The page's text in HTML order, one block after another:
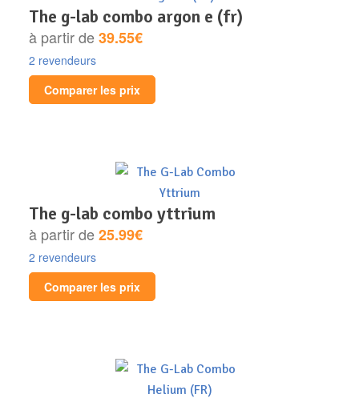
the g-lab combo argon e (fr)
à partir de39.55€
2 revendeurs
Comparer les prix
the g-lab combo yttrium
à partir de25.99€
2 revendeurs
Comparer les prix